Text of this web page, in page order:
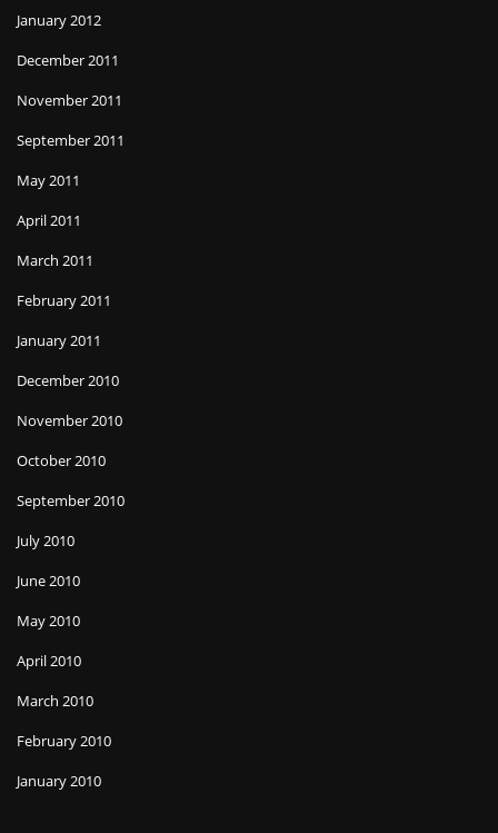
January 2012
December 2011
November 2011
September 2011
May 2011
April 2011
March 2011
February 2011
January 2011
December 2010
November 2010
October 2010
September 2010
July 2010
June 2010
May 2010
April 2010
March 2010
February 2010
January 2010